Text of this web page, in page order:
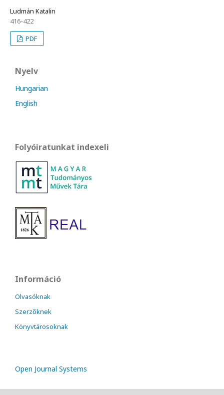
Ludmán Katalin
416-422
PDF
Nyelv
Hungarian
English
Folyóiratunkat indexeli
Információ
Olvasóknak
Szerzőknek
Könyvtárosoknak
Open Journal Systems